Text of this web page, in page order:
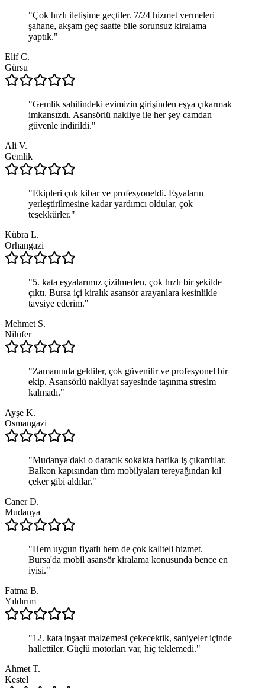
"Çok hızlı iletişime geçtiler. 7/24 hizmet vermeleri
şahane, akşam geç saatte bile sorunsuz kiralama
yaptık."
Elif C.
Gürsu
"Gemlik sahilindeki evimizin girişinden eşya çıkarmak
imkansızdı. Asansörlü nakliye ile her şey camdan
güvenle indirildi."
Ali V.
Gemlik
"Ekipleri çok kibar ve profesyoneldi. Eşyaların
yerleştirilmesine kadar yardımcı oldular, çok
teşekkürler."
Kübra L.
Orhangazi
"5. kata eşyalarımız çizilmeden, çok hızlı bir şekilde
çıktı. Bursa içi kiralık asansör arayanlara kesinlikle
tavsiye ederim."
Mehmet S.
Nilüfer
"Zamanında geldiler, çok güvenilir ve profesyonel bir
ekip. Asansörlü nakliyat sayesinde taşınma stresim
kalmadı."
Ayşe K.
Osmangazi
"Mudanya'daki o daracık sokakta harika iş çıkardılar.
Balkon kapısından tüm mobilyaları tereyağından kıl
çeker gibi aldılar."
Caner D.
Mudanya
"Hem uygun fiyatlı hem de çok kaliteli hizmet.
Bursa'da mobil asansör kiralama konusunda bence en
iyisi."
Fatma B.
Yıldırım
"12. kata inşaat malzemesi çekecektik, saniyeler içinde
hallettiler. Güçlü motorları var, hiç teklemedi."
Ahmet T.
Kestel